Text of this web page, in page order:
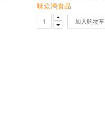
味众鸿食品
加入购物车